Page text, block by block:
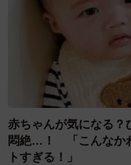
たまに子どもたちが
ってくれるのですが
えられていて、毎回
かい発想力には驚か
◇ ◇
赤ちゃんが気になる？
悶絶…！ 「こんなか
トすぎる！」